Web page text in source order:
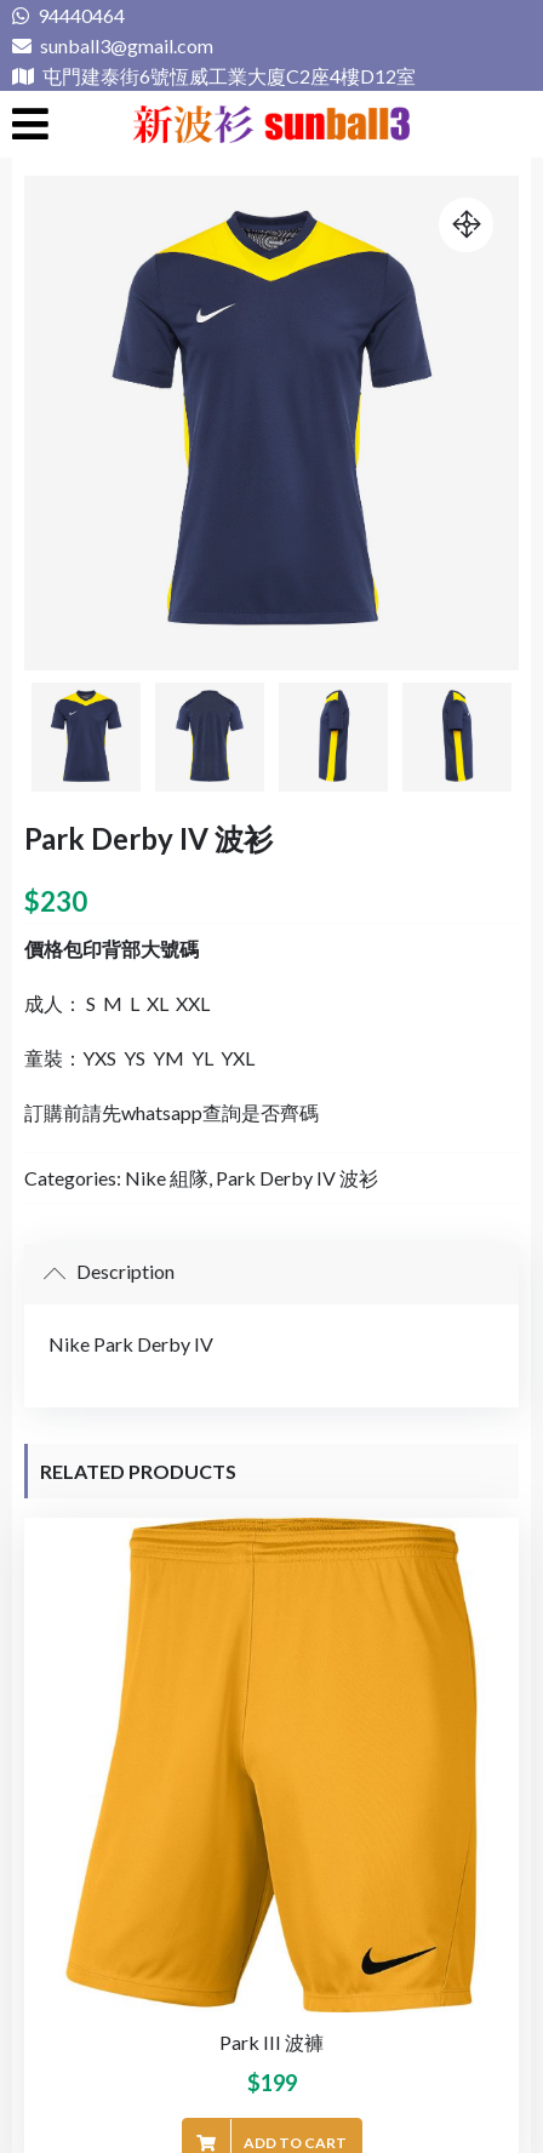
Skip
to
content
94440464
sunball3@gmail.com
屯門建泰街6號恆威工業大廈C2座4樓D12室
Park Derby IV 波衫
$230
價格包印背部大號碼
成人： S M L XL XXL
童裝：YXS YS YM YL YXL
訂購前請先whatsapp查詢是否齊碼
Categories: Nike 組隊, Park Derby IV 波衫
Description
Nike Park Derby IV
RELATED PRODUCTS
Park III 波褲
$199
ADD TO CART